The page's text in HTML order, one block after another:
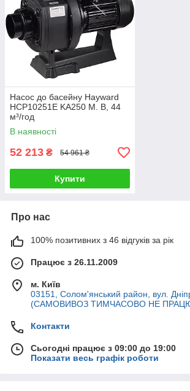
Насос до басейну Hayward
HCP10251E KA250 M. B, 44
м³/год
В наявності
52 213 ₴ 54 961 ₴
Купити
Про нас
100% позитивних з 46 відгуків за рік
Працює з 26.11.2009
м. Київ
03151, Солом'янський район, вул.
(САМОВИВОЗ ТИМЧАСОВО НЕ
Контакти
Сьогодні працює з 09:00 до 19:00
Показати весь графік роботи